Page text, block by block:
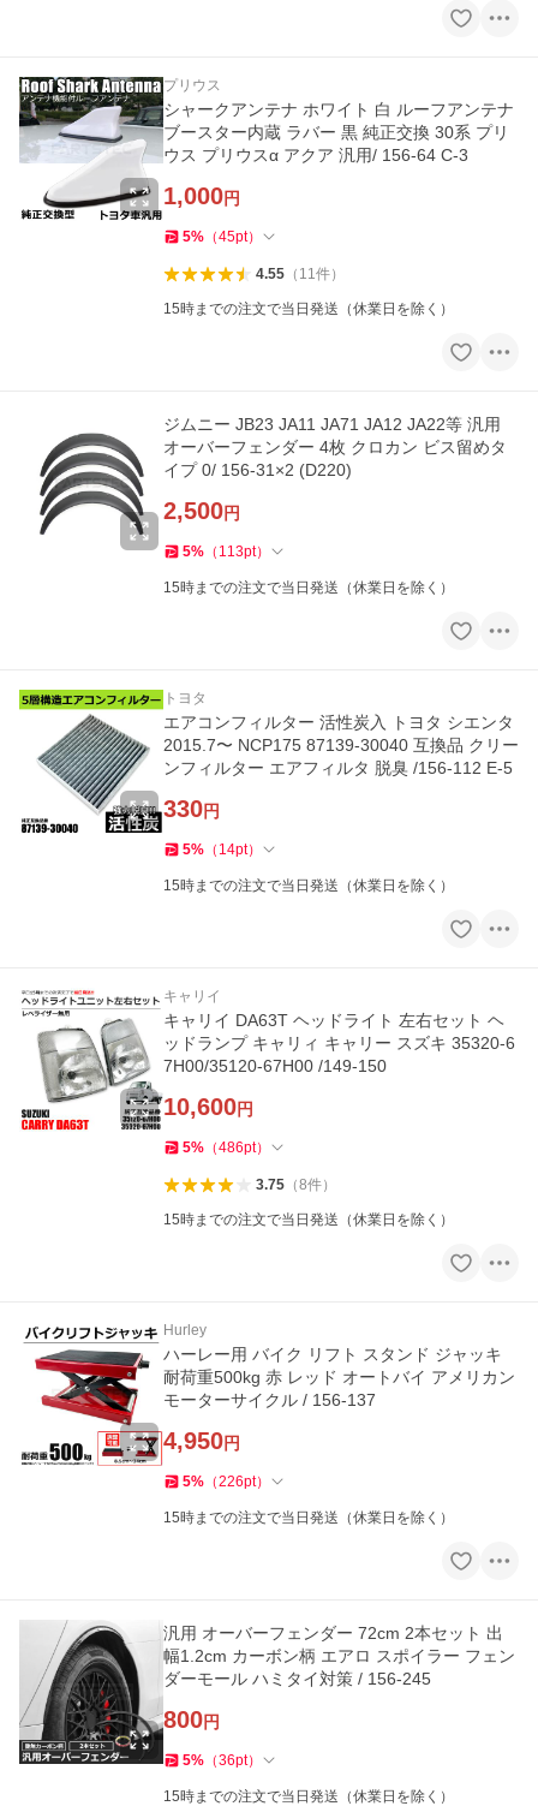
プリウス
シャークアンテナ ホワイト 白 ルーフアンテナ
ブースター内蔵 ラバー 黒 純正交換 30系 プリ
ウス プリウスα アクア 汎用/ 156-64 C-3
1,000円
5% （45pt）
4.55（ 11件）
15時までの注文で当日発送（休業日を除く）
ジムニー JB23 JA11 JA71 JA12 JA22等 汎用
オーバーフェンダー 4枚 クロカン ビス留めタ
イプ 0/ 156-31×2 (D220)
2,500円
5% （ 113pt）
15時までの注文で当日発送（休業日を除く）
トヨタ
エアコンフィルター 活性炭入 トヨタ シエンタ
2015.7〜 NCP175 87139-30040 互換品 クリー
ンフィルター エアフィルタ 脱臭 /156-112 E-5
330円
5% （ 14pt）
15時までの注文で当日発送（休業日を除く）
キャリイ
キャリイ DA63T ヘッドライト 左右セット ヘ
ッドランプ キャリィ キャリー スズキ 35320-6
7H00/35120-67H00 /149-150
10,600円
5% （486pt）
3.75（8件）
15時までの注文で当日発送（休業日を除く）
Hurley
ハーレー用 バイク リフト スタンド ジャッキ
耐荷重500kg 赤 レッド オートバイ アメリカン
モーターサイクル / 156-137
4,950円
5% （226pt）
15時までの注文で当日発送（休業日を除く）
汎用 オーバーフェンダー 72cm 2本セット 出
幅1.2cm カーボン柄 エアロ スポイラー フェン
ダーモール ハミタイ対策 / 156-245
800円
5% （36pt）
15時までの注文で当日発送（休業日を除く）